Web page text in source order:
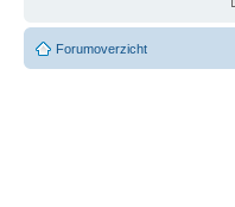
Forumoverzicht